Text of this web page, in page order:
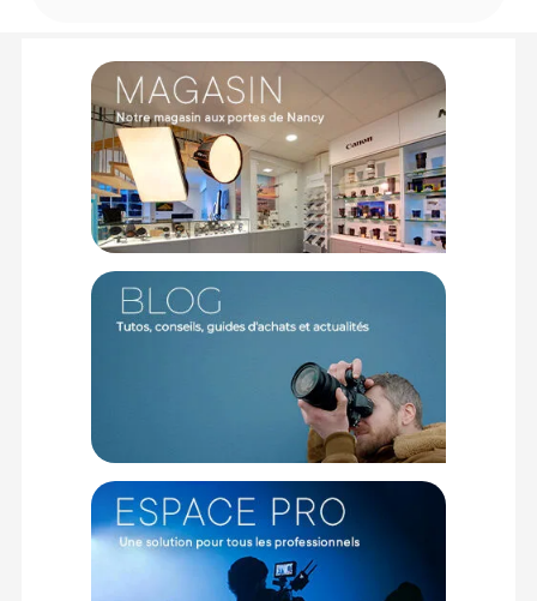
Garantie 2 ans
(1) Sous réserve d'éligibilité.
(2) Nombre de points Fidélité estimés, hors remises au panier, basé
sur le prix TTC en €, les points seront effectivement calculés dans le